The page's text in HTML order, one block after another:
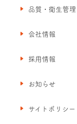
品質・衛生管理
会社情報
採用情報
お知らせ
サイトポリシー